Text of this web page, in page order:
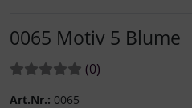
0065 Motiv 5 Blume
Bewertungen:
(0Bewertungen
)
Art.Nr.: 0065